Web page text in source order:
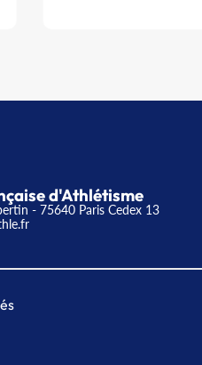
d'Athlétisme
- 75640 Paris Cedex 13